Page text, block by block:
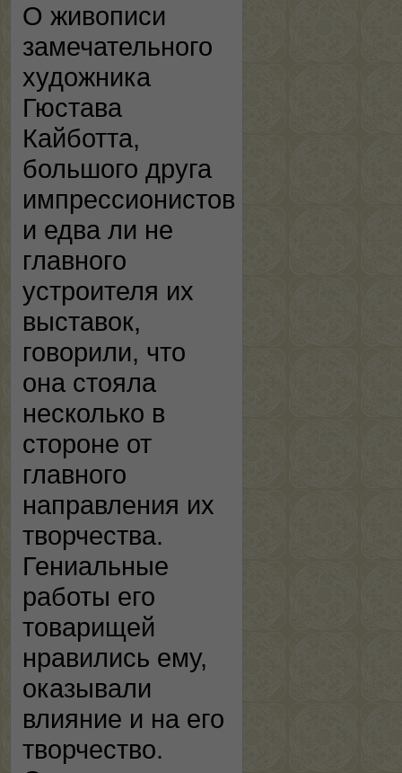
О живописи
замечательного
художника
Гюстава
Кайботта,
большого друга
импрессионистов
и едва ли не
главного
устроителя их
выставок,
говорили, что
она стояла
несколько в
стороне от
главного
направления их
творчества.
Гениальные
работы его
товарищей
нравились ему,
оказывали
влияние и на его
творчество.